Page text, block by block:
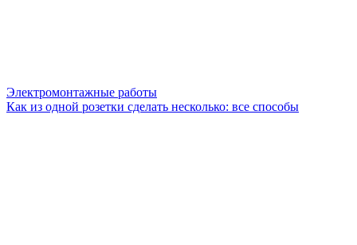
Электромонтажные работы
Как из одной розетки сделать несколько: все способы